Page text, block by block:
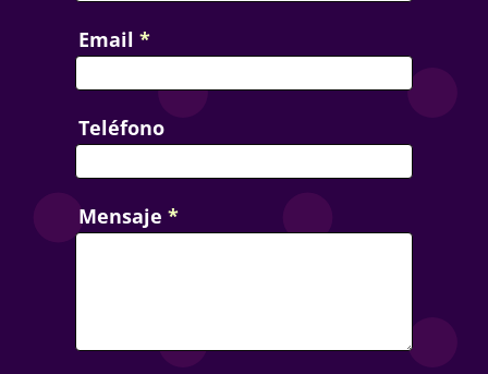
Email *
Teléfono
Mensaje *